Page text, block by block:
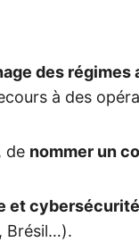
des
à des
de nommer un
et cybersécurité
Brésil…).